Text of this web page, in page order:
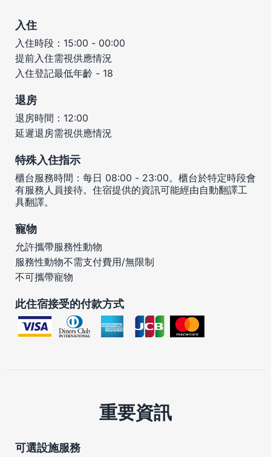
入住
入住時段：15:00 - 00:00
提前入住需視供應情況
入住登記最低年齡 - 18
退房
退房時間：12:00
延遲退房需視供應情況
特殊入住指示
櫃台服務時間：每日 08:00 - 23:00。櫃台於特定時段會
有服務人員接待。住宿提供的資訊可能經由自動翻譯工
具翻譯。
寵物
允許攜帶服務性動物
服務性動物不需支付費用/無限制
不可攜帶寵物
此住宿接受的付款方式
重要資訊
可選設施服務